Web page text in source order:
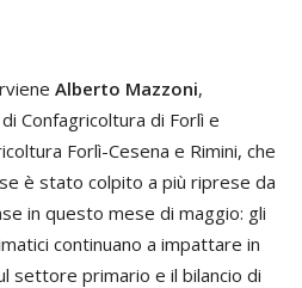
Alberto Mazzoni,
Confagricoltura di Forlì e
Forlì-Cesena e Rimini, che
è stato colpito a più riprese da
in questo mese di maggio: gli
continuano a impattare in
settore primario e il bilancio di